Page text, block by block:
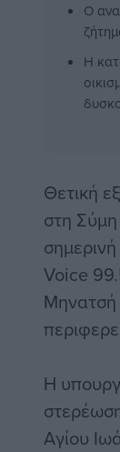
Ο
Η
Θετική
στη
Voice
Μηνατσή
Η
Αγίου